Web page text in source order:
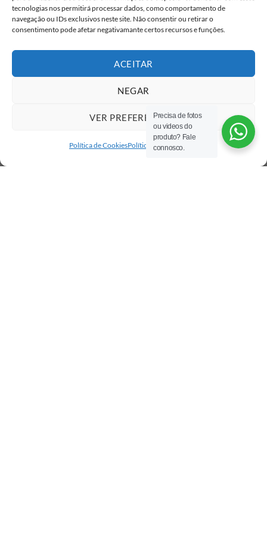
tecnologias nos permitirá processar dados, como comportamento de
navegação ou IDs exclusivos neste site. Não consentir ou retirar o
consentimento pode afetar negativamante certos recursos e funções.
ACEITAR
NEGAR
VER PREFERÊNCIAS
Política de CookiesPolítica de privacidade
Precisa de fotos
ou videos do
produto? Fale
connosco.